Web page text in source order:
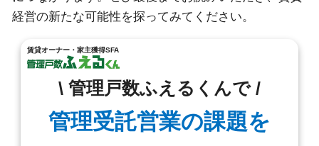
経営の新たな可能性を探ってみてください。
賃貸オーナー・家主獲得SFA
\ 管理戸数ふえるくんで /
管理受託営業の課題を